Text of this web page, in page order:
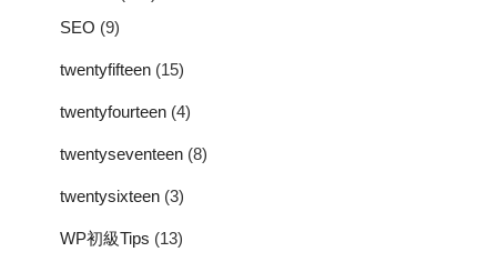
SEO (9)
twentyfifteen (15)
twentyfourteen (4)
twentyseventeen (8)
twentysixteen (3)
WP初級Tips (13)